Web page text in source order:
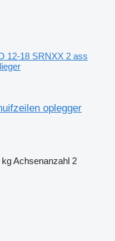
12-18 SRNXX 2 ass
oplegger
kgAchsenanzahl 2